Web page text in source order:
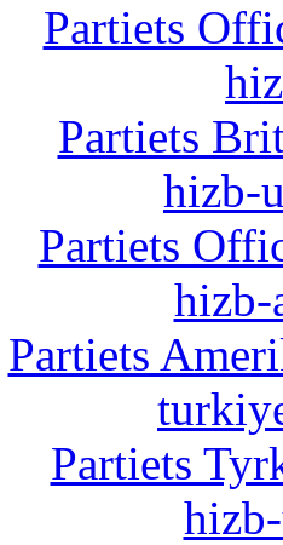
Partiets
Partiets
hizb-
Partiets
hizb-
Partiets
Partiets